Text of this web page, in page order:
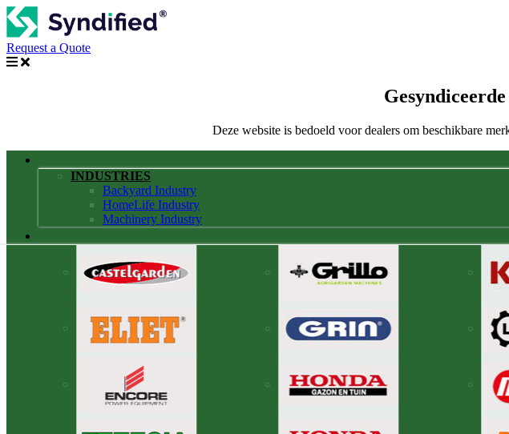
Request a Quote
Deze website is bedoeld voor dealers om beschikbare
INDUSTRIES
Backyard Industry
HomeLife Industry
Machinery Industry